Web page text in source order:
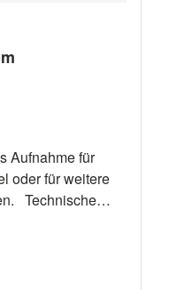
Aufnahme für
oder für weitere